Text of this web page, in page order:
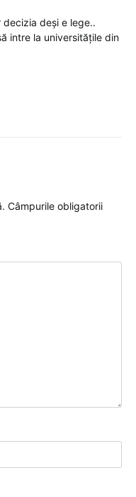
decizia deși e lege..
intre la universitățile din
Câmpurile obligatorii